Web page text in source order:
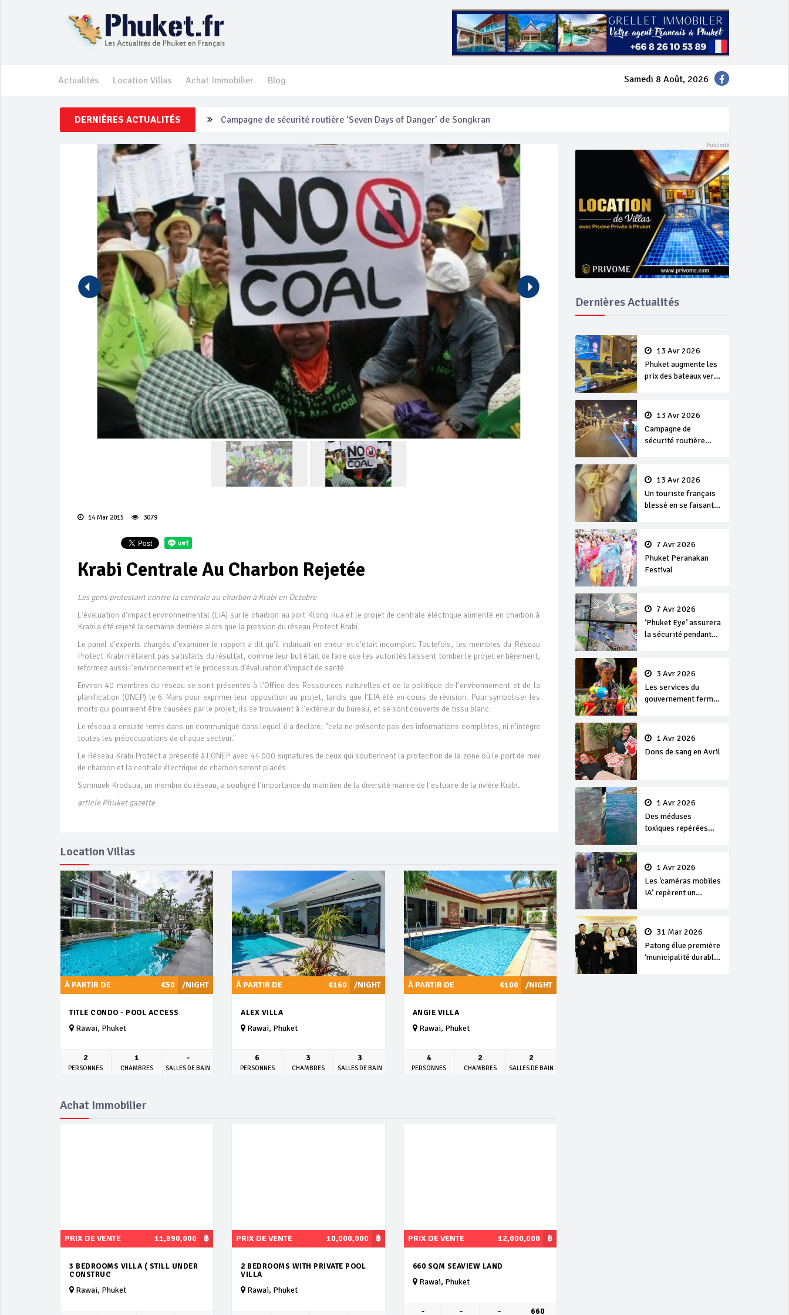
Actualités Location Villas Achat Immobilier Blog Samedi 8 Août, 2026
DERNIÈRES ACTUALITÉS Un touriste français blessé en se faisant arracher son collier en or
Phuket Peranakan Festival
‘Phuket Eye’ assurera la sécurité pendant Songkran
Phuket augmente les prix des bateaux vers Koh Phi Phi et des excursions en mer
Campagne de sécurité routière ‘Seven Days of Danger’ de Songkran
14 Mar 2015 3079
Krabi Centrale Au Charbon Rejetée
Les gens protestant contre la centrale au charbon à Krabi en Octobre
L'évaluation d'impact environnemental (EIA) sur le charbon au port Klong Rua et le projet de centrale éléctrique alimenté en charbon à
Krabi a été rejeté la semaine dernière alors que la pression du réseau Protect Krabi.
Le panel d'experts chargés d'examiner le rapport a dit qu'il induisait en erreur et c'était incomplet. Toutefois, les membres du Réseau
Protect Krabi n'étaient pas satisfaits du résultat, comme leur but était de faire que les autorités laissent tomber le projet entièrement,
reformez aussi l'environnement et le processus d'évaluation d'impact de santé.
Environ 40 membres du réseau se sont présentés à l'Office des Ressources naturelles et de la politique de l'environnement et de la
planification (ONEP) le 6 Mars pour exprimer leur opposition au projet, tandis que l'EIA été en cours de révision. Pour symboliser les
morts qui pourraient être causées par le projet, ils se trouvaient à l'extérieur du bureau, et se sont couverts de tissu blanc.
Le réseau a ensuite remis dans un communiqué dans lequel il a déclaré: "cela ne présente pas des informations complètes, ni n'intègre
toutes les préoccupations de chaque secteur."
Le Réseau Krabi Protect a présenté à l'ONEP avec 44 000 signatures de ceux qui soutiennent la protection de la zone où le port de mer
de charbon et la centrale électrique de charbon seront placés.
Somnuek Krodsua, un membre du réseau, a souligné l'importance du maintien de la diversité marine de l'estuaire de la rivière Krabi.
article Phuket gazette
Dernières Actualités
13 Avr 2026
Phuket augmente les
prix des bateaux vers
13 Avr 2026
Campagne de
sécurité routière
13 Avr 2026
Un touriste français
blessé en se faisant
7 Avr 2026
Phuket Peranakan
Festival
7 Avr 2026
‘Phuket Eye’ assurera
la sécurité pendant
3 Avr 2026
Les services du
gouvernement fermés
Songkran
1 Avr 2026
Dons de sang en Avril
1 Avr 2026
Des méduses
toxiques repérées
1 Avr 2026
Les ‘caméras mobiles
IA’ repèrent un
séjour31 Mar 2026
Patong élue première
‘municipalité durable’
Location Villas
/NIGHT
À PARTIR DE €50
TITLE CONDO - POOL ACCESS
Rawai, Phuket
2
PERSONNES
1
CHAMBRES
-
SALLES DE BAIN
/NIGHT
À PARTIR DE €160
ALEX VILLA
Rawai, Phuket
6
PERSONNES
3
CHAMBRES
3
SALLES DE BAIN
/NIGHT
À PARTIR DE €100
ANGIE VILLA
Rawai, Phuket
4
PERSONNES
2
CHAMBRES
2
SALLES DE BAIN
Achat Immobilier
฿
PRIX DE VENTE 11,890,000
3 BEDROOMS VILLA ( STILL UNDER
CONSTRUC
Rawai, Phuket
฿
PRIX DE VENTE 10,000,000
2 BEDROOMS WITH PRIVATE POOL
VILLA
Rawai, Phuket
฿
PRIX DE VENTE 12,000,000
660 SQM SEAVIEW LAND
Rawai, Phuket
- - - 660